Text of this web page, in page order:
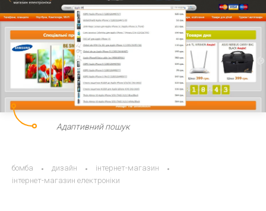
Адаптивний пошук
бомба дизайн
інтернет-магазин
інтернет-магазин електроніки